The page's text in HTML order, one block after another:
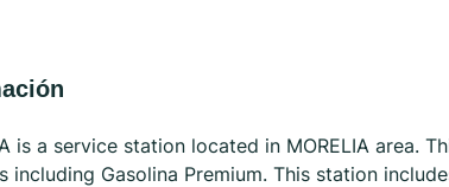
is a service station located in MORELIA area.
including Gasolina Premium. This station